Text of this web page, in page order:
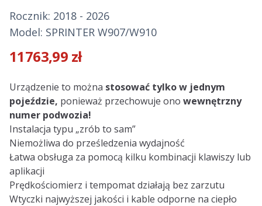
Rocznik: 2018 - 2026
Model: SPRINTER W907/W910
11763,99 zł
Description
Urządzenie to można stosować tylko w jednym
pojeździe, ponieważ przechowuje ono wewnętrzny
numer podwozia!
Instalacja typu „zrób to sam”
Niemożliwa do prześledzenia wydajność
Łatwa obsługa za pomocą kilku kombinacji klawiszy lub
aplikacji
Prędkościomierz i tempomat działają bez zarzutu
Wtyczki najwyższej jakości i kable odporne na ciepło